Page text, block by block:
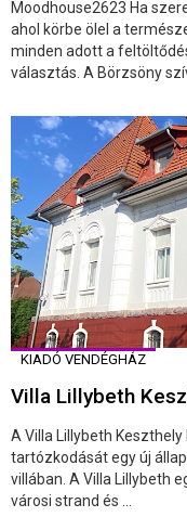
Moodhouse2623 Ha
ahol körbe ölel a
minden adott a
választás. A Börzsöny
KIADÓ VENDÉGHÁZ
Villa Lillybeth
A Villa Lillybeth
tartózkodását egy új
villában. A Villa Lillybeth
városi strand és ...